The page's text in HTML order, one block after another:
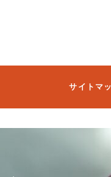
サイトマ